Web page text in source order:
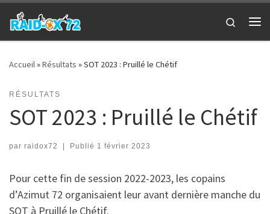
Passer au contenu
Search
Accueil»Résultats »SOT 2023 : Pruillé le Chétif
RÉSULTATS
SOT 2023 : Pruillé le Chétif
par raidox72 | Publié 1 février 2023
Pour cette fin de session 2022-2023, les copains
d’Azimut 72 organisaient leur avant dernière manche du
SOT à Pruillé le Chétif.